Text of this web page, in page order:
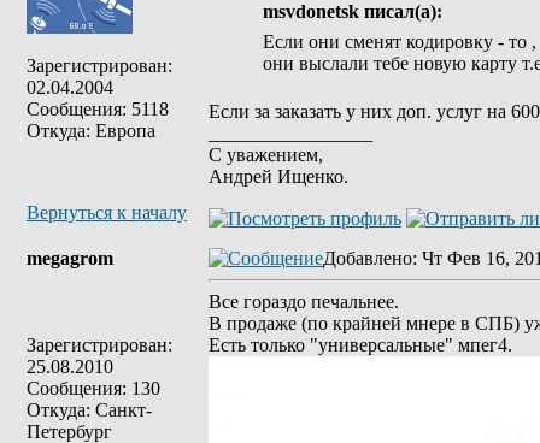
Зарегистрирован:
02.04.2004
Сообщения: 5118
Откуда: Европа
msvdonetsk писал(а):
Если они сменят кодировку - то
они выслали тебе новую карту
Если за заказать у них доп. услуг на
С уважением,
Андрей Ищенко.
Вернуться к началу
megagrom
Зарегистрирован:
25.08.2010
Сообщения: 130
Откуда: Санкт-
Петербург
Добавлено: Чт Фев 16,
Все гораздо печальнее.
В продаже (по крайней мнере в СПБ)
Есть только "универсальные" мпег4.